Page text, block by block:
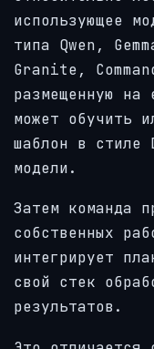
использующее
типа Qwen,
Granite,
размещенную на
может обучить
шаблон в стиле
модели.
Затем команда
собственных
интегрирует
свой стек
результатов.